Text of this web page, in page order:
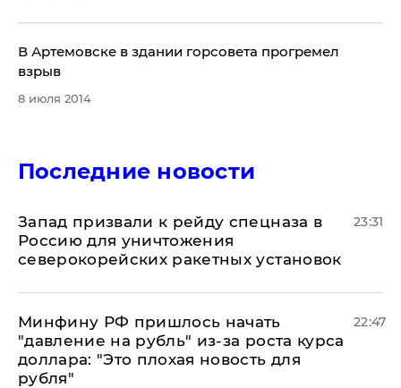
​В Артемовске в здании горсовета прогремел
взрыв
8 июля 2014
Последние новости
Запад призвали к рейду спецназа в
Россию для уничтожения
северокорейских ракетных установок
23:31
Минфину РФ пришлось начать
"давление на рубль" из-за роста курса
доллара: "Это плохая новость для
рубля"
22:47